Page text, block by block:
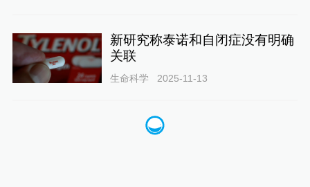
新研究称泰诺和自闭症没有明确
关联
生命科学 2025-11-13